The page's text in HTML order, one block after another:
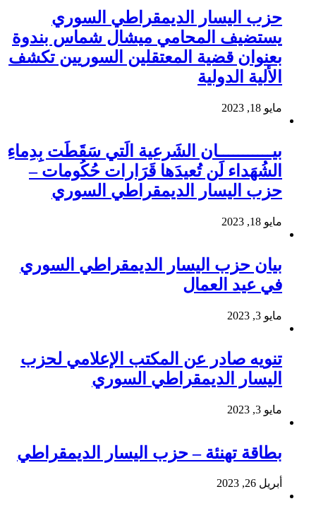
حزب اليسار الديمقراطي السوري
يستضيف المحامي ميشال شماس بندوة
بعنوان قضية المعتقلين السوريين تكشف
الألية الدولية
مايو 18, 2023
بيـــــــــــان الشَرعية الَتي سَقَطَت بِدِماءِ
الشُهَداء لَن تُعيدَها قَرَارات حُكُومات –
حزب اليسار الديمقراطي السوري
مايو 18, 2023
بيان حزب اليسار الديمقراطي السوري
في عيد العمال
مايو 3, 2023
تنويه صادر عن المكتب الإعلامي لحزب
اليسار الديمقراطي السوري
مايو 3, 2023
بطاقة تهنئة – حزب اليسار الديمقراطي
أبريل 26, 2023